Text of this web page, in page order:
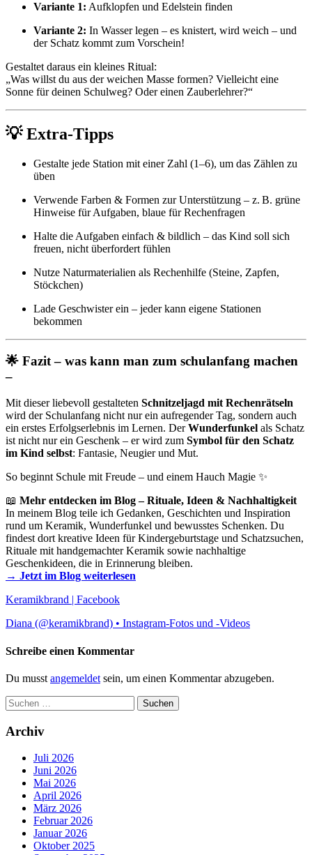
Variante 1: Aufklopfen und Edelstein finden
Variante 2: In Wasser legen – es knistert, wird weich – und
der Schatz kommt zum Vorschein!
Gestaltet daraus ein kleines Ritual:
„Was willst du aus der weichen Masse formen? Vielleicht eine
Sonne für deinen Schulweg? Oder einen Zauberlehrer?“
💡 Extra-Tipps
Gestalte jede Station mit einer Zahl (1–6), um das Zählen zu
üben
Verwende Farben & Formen zur Unterstützung – z. B. grüne
Hinweise für Aufgaben, blaue für Rechenfragen
Halte die Aufgaben einfach & bildlich – das Kind soll sich
freuen, nicht überfordert fühlen
Nutze Naturmaterialien als Rechenhilfe (Steine, Zapfen,
Stöckchen)
Lade Geschwister ein – jeder kann eigene Stationen
bekommen
🌟 Fazit – was kann man zum schulanfang machen
–
Mit dieser liebevoll gestalteten Schnitzeljagd mit Rechenrätseln
wird der Schulanfang nicht nur ein aufregender Tag, sondern auch
ein erstes Erfolgserlebnis im Lernen. DerWunderfunkel als Schatz
ist nicht nur ein Geschenk – er wird zum Symbol für den Schatz
im Kind selbst: Fantasie, Neugier und Mut.
So beginnt Schule mit Freude – und einem Hauch Magie ✨
📖 Mehr entdecken im Blog – Rituale, Ideen & Nachhaltigkeit
In meinem Blog teile ich Gedanken, Geschichten und Inspiration
rund um Keramik, Wunderfunkel und bewusstes Schenken. Du
findest dort kreative Ideen für Kindergeburtstage und Schatzsuchen,
Rituale mit handgemachter Keramik sowie nachhaltige
Geschenkideen, die in Erinnerung bleiben.
→ Jetzt im Blog weiterlesen
Keramikbrand | Facebook
Diana (@keramikbrand) • Instagram-Fotos und -Videos
Schreibe einen Kommentar
Du musst angemeldet sein, um einen Kommentar abzugeben.
Suchen
nach:
Archiv
Juli 2026
Juni 2026
Mai 2026
April 2026
März 2026
Februar 2026
Januar 2026
Oktober 2025